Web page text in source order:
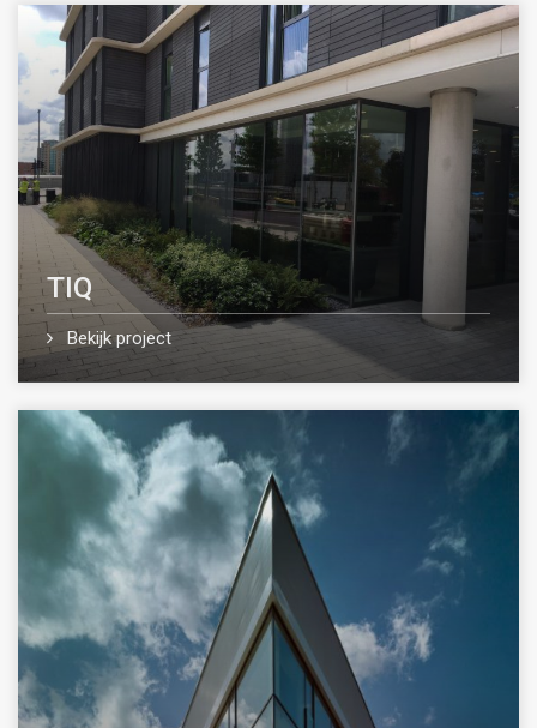
TIQ
Bekijk project